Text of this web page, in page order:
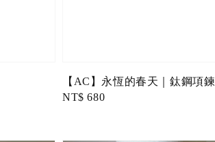
【AC】永恆的春天｜鈦鋼項鍊
Regular
NT$ 680